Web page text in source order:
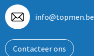
info@topmen.be
Contacteer ons